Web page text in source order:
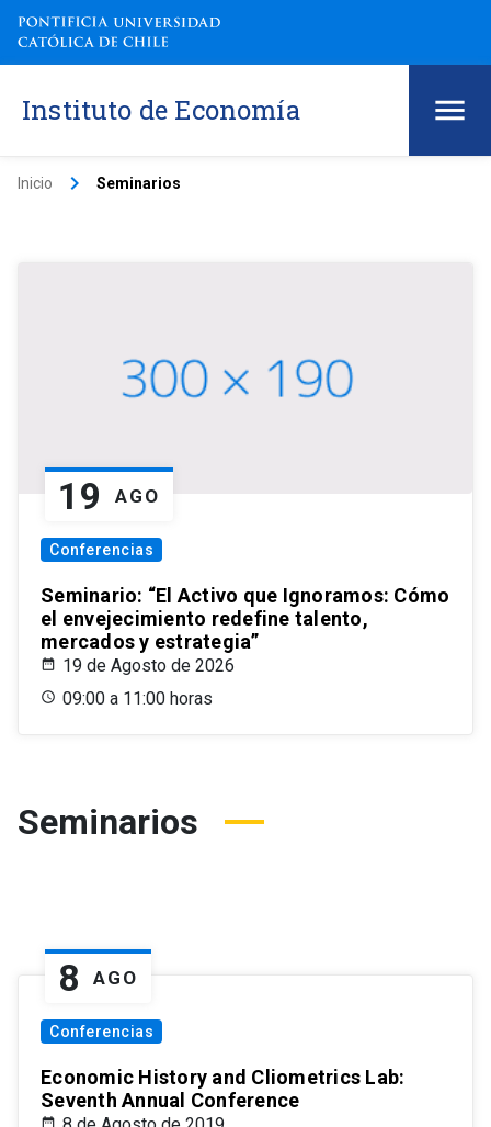
Instituto de Economía
Inicio keyboard_arrow_right Seminarios
19 AGO
Conferencias
Seminario: “El Activo que Ignoramos: Cómo
el envejecimiento redefine talento,
mercados y estrategia”
19 de Agosto de 2026
09:00 a 11:00 horas
Seminarios
8 AGO
Conferencias
Economic History and Cliometrics Lab:
Seventh Annual Conference